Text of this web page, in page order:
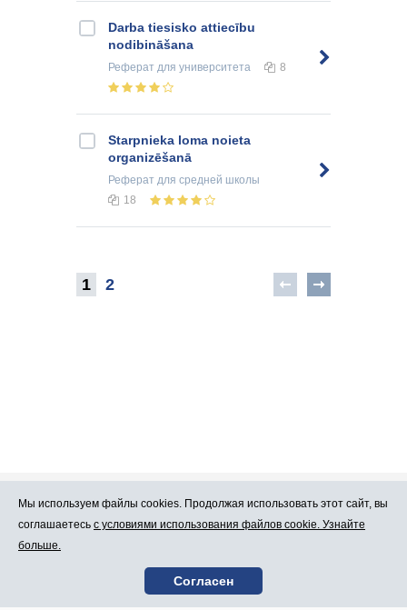
Darba tiesisko attiecību
nodibināšana
Реферат для университета 8
Starpnieka loma noieta
organizēšanā
Реферат для средней школы
18
1 2
Про Atlants.lv Реклама
Контакты
Условия
пользования
Мы используем файлы cookies. Продолжая использовать этот сайт, вы
соглашаетесь с условиями использования файлов cookie. Узнайте
больше.
Согласен